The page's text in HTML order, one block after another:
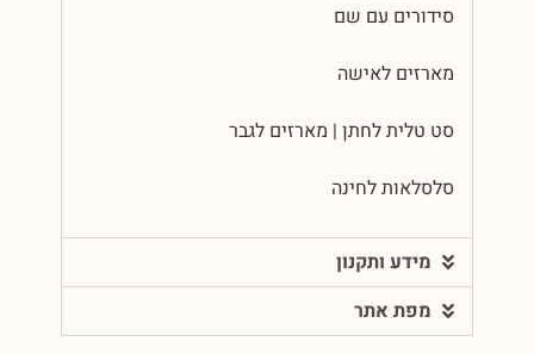
סידורים עם שם
מארזים לאישה
סט טלית לחתן | מארזים לגבר
סלסלאות לחינה
מידע ותקנון
מפת אתר